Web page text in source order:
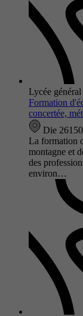
Lycée
Formation
concertée,
Die 26150
La formation
montagne et
des
environ…